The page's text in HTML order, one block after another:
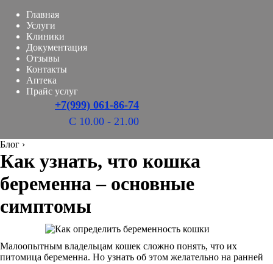
Главная
Услуги
Клиники
Документация
Отзывы
Контакты
Аптека
Прайс услуг
+7(999) 061-86-74
С 10.00 - 21.00
Блог ›
Как узнать, что кошка
беременна – основные
симптомы
Малоопытным владельцам кошек сложно понять, что их
питомица беременна. Но узнать об этом желательно на ранней